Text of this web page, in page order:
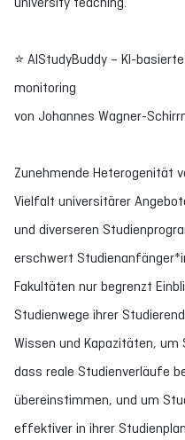
⭐ AIStudyBuddy – KI-
monitoring
von Johannes Wagner-
Zunehmende Heterogenität
Vielfalt universitärer
und diverseren
erschwert
Fakultäten nur begrenzt
Studienwege ihrer
Wissen und Kapazitäten,
dass reale Studienverläufe
übereinstimmen, und um
effektiver in ihrer